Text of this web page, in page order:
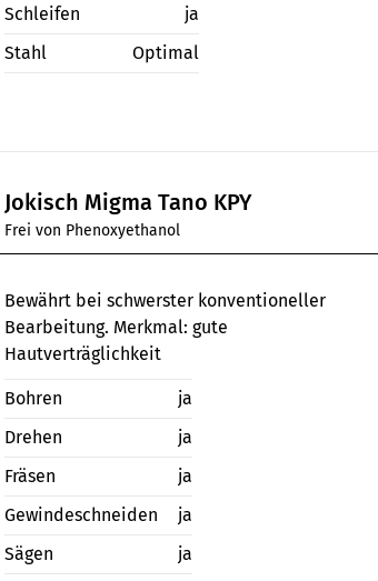
Schleifen
ja
Stahl
Optimal
Jokisch Migma Tano KPY
Frei von Phenoxyethanol
Bewährt bei schwerster konventioneller
Bearbeitung. Merkmal: gute
Hautverträglichkeit
Bohren
ja
Drehen
ja
Fräsen
ja
Gewindeschneiden
ja
Sägen
ja